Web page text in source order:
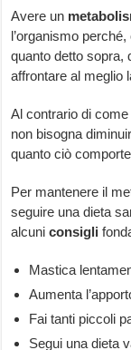
Avere un
l’organismo
quanto detto sopra,
affrontare al meglio
Al contrario di
non bisogna
quanto ciò
Per mantenere il
seguire una dieta
alcuniconsigli
Mastica
Aumenta
Fai tanti piccoli
Segui una dieta